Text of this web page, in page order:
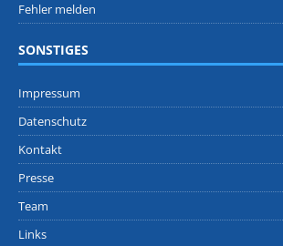
Fehler melden
SONSTIGES
Impressum
Datenschutz
Kontakt
Presse
Team
Links